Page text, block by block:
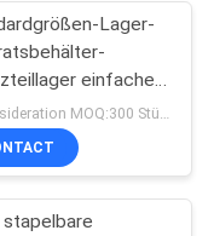
Lager-
einfaches
PET Material
stapelbare